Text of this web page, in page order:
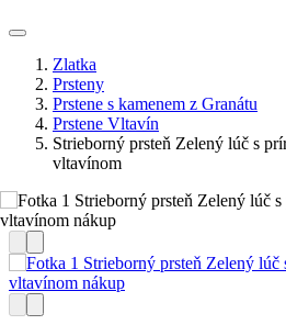
Zlatka
Prsteny
Prstene s kamenem z Granátu
Prstene Vltavín
Strieborný prsteň Zelený lúč s
vltavínom